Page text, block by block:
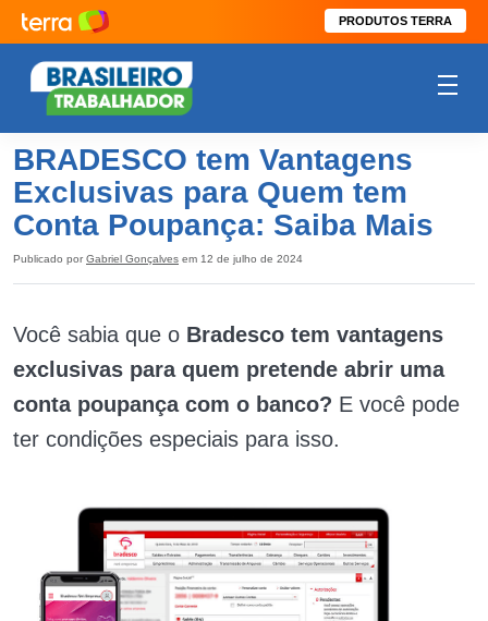
PRODUTOS TERRA
BRADESCO tem Vantagens
Exclusivas para Quem tem
Conta Poupança: Saiba Mais
Publicado por Gabriel Gonçalves em 12 de julho de 2024
Você sabia que o Bradesco tem vantagens
exclusivas para quem pretende abrir uma
conta poupança com o banco? E você pode
ter condições especiais para isso.